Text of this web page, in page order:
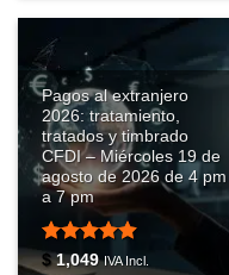
Pagos al extranjero
2026: tratamiento,
tratados y timbrado
CFDI – Miércoles 19 de
agosto de 2026 de 4 pm
a 7 pm
Valorado
$1,049 IVA Incl.